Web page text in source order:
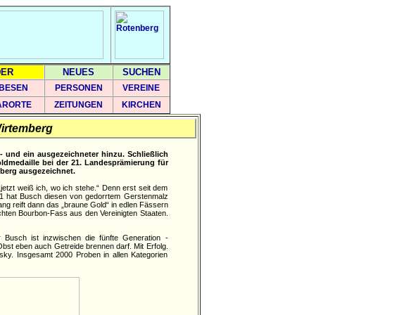
NEUES SUCHEN
PERSONEN
VEREINE
ZEITUNGEN KIRCHEN
und ein ausgezeichneter hinzu. Schließlich
bei der 21. Landesprämierung für
ausgezeichnet.
weiß ich, wo ich stehe.“ Denn erst seit dem
hat Busch diesen von gedorrtem Gerstenmalz
reift dann das „braune Gold“ in edlen Fässern
Bourbon-Fass aus den Vereinigten Staaten.
Busch ist inzwischen die fünfte Generation -
eben auch Getreide brennen darf. Mit Erfolg.
Insgesamt 2000 Proben in allen Kategorien